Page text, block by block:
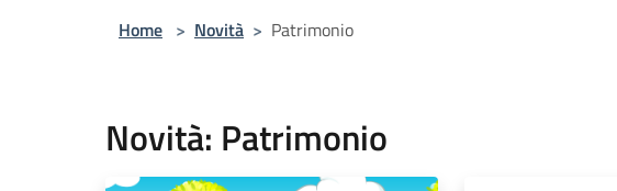
Home > Novità > Patrimonio
Novità: Patrimonio